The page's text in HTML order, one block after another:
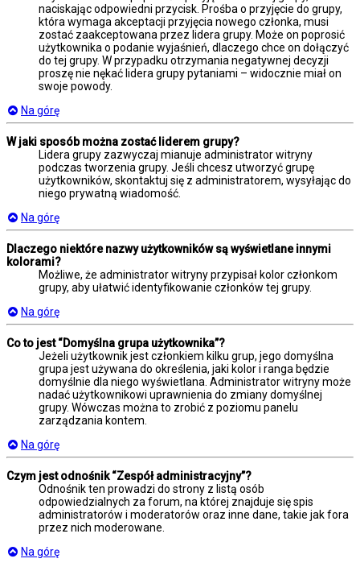
naciskając odpowiedni przycisk. Prośba o przyjęcie do grupy,
która wymaga akceptacji przyjęcia nowego członka, musi
zostać zaakceptowana przez lidera grupy. Może on poprosić
użytkownika o podanie wyjaśnień, dlaczego chce on dołączyć
do tej grupy. W przypadku otrzymania negatywnej decyzji
proszę nie nękać lidera grupy pytaniami – widocznie miał on
swoje powody.
Na górę
W jaki sposób można zostać liderem grupy?
Lidera grupy zazwyczaj mianuje administrator witryny
podczas tworzenia grupy. Jeśli chcesz utworzyć grupę
użytkowników, skontaktuj się z administratorem, wysyłając do
niego prywatną wiadomość.
Na górę
Dlaczego niektóre nazwy użytkowników są wyświetlane innymi
kolorami?
Możliwe, że administrator witryny przypisał kolor członkom
grupy, aby ułatwić identyfikowanie członków tej grupy.
Na górę
Co to jest “Domyślna grupa użytkownika”?
Jeżeli użytkownik jest członkiem kilku grup, jego domyślna
grupa jest używana do określenia, jaki kolor i ranga będzie
domyślnie dla niego wyświetlana. Administrator witryny może
nadać użytkownikowi uprawnienia do zmiany domyślnej
grupy. Wówczas można to zrobić z poziomu panelu
zarządzania kontem.
Na górę
Czym jest odnośnik “Zespół administracyjny”?
Odnośnik ten prowadzi do strony z listą osób
odpowiedzialnych za forum, na której znajduje się spis
administratorów i moderatorów oraz inne dane, takie jak fora
przez nich moderowane.
Na górę